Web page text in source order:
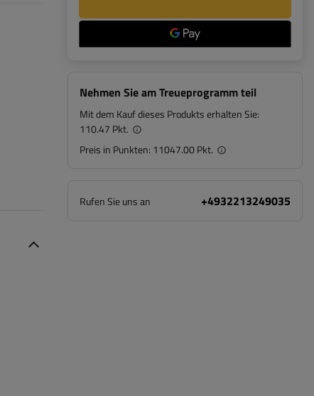
Nehmen Sie am Treueprogramm teil
Mit dem Kauf dieses Produkts erhalten Sie:
110.47 Pkt.
Preis in Punkten: 11047.00 Pkt.
Rufen Sie uns an +4932213249035